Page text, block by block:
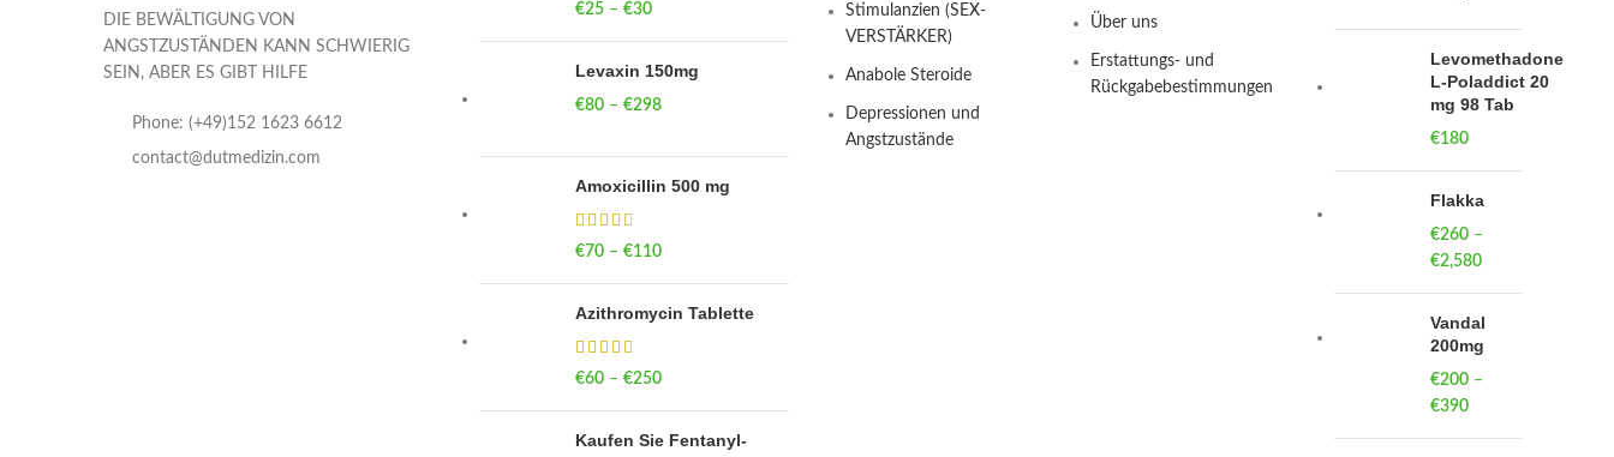
DIE BEWÄLTIGUNG VON
ANGSTZUSTÄNDEN KANN SCHWIERIG
SEIN, ABER ES GIBT HILFE
Phone: (+49)152 1623 6612
contact@dutmedizin.com
€25 – €30Price range: €25
Levaxin 150mg
€80 – €298Price range: €80
Amoxicillin 500 mg
€70 – €110Price range: €70
Azithromycin Tablette
€60 – €250Price range: €60
Kaufen Sie Fentanyl-
Stimulanzien (SEX-
VERSTÄRKER)
Anabole Steroide
Depressionen und
Angstzustände
Über uns
Erstattungs- und
Rückgabebestimmungen
Levomethadone
L-Poladdict 20
mg 98 Tab
€180
Flakka
€260 –
€2,580
€260
through
Vandal
200mg
€200 –
€390